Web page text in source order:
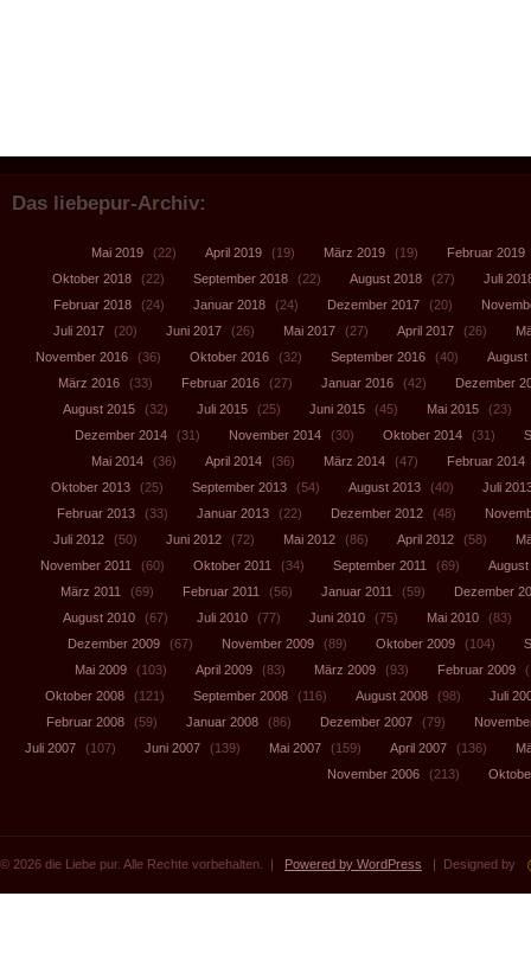
Das liebepur-Archiv:
Mai 2019 (22) April 2019 (19) März 2019 (19) Februar 2019
Oktober 2018
(22) September 2018 (22) August 2018 (27)
Juli
Februar 2018
(24) Januar 2018 (24) Dezember 2017 (20)
Juli 2017
(20) Juni 2017 (26) Mai 2017 (27) April 2017 (26)
November 2016
(36) Oktober 2016 (32) September 2016 (40)
August
März 2016
(33) Februar 2016 (27) Januar 2016 (42)
Dezember
August 2015
(32) Juli 2015 (25) Juni 2015 (45) Mai 2015
(23)
Dezember 2014
(31) November 2014 (30) Oktober 2014 (31)
Mai 2014
(36) April 2014 (36) März 2014 (47) Februar 2014
Oktober 2013
(25) September 2013 (54) August 2013 (40)
Juli
Februar 2013
(33) Januar 2013 (22) Dezember 2012 (48)
Juli 2012
(50) Juni 2012 (72) Mai 2012 (86) April 2012 (58)
November 2011
(60) Oktober 2011 (34) September 2011 (69)
August
März 2011
(69) Februar 2011 (56) Januar 2011 (59)
Dezember
August 2010
(67) Juli 2010 (77) Juni 2010 (75) Mai 2010
(83)
Dezember 2009
(67) November 2009 (89) Oktober 2009 (104)
Mai 2009
(103) April 2009 (83) März 2009 (93) Februar 2009
Oktober 2008
(121) September 2008 (116) August 2008 (98)
Juli
Februar 2008
(59) Januar 2008 (86) Dezember 2007 (79)
Juli 2007
(107) Juni 2007 (139) Mai 2007 (159) April 2007 (136)
November 2006
(213)
© 2026 die Liebe pur. Alle Rechte vorbehalten. | Powered by WordPress | Designed by